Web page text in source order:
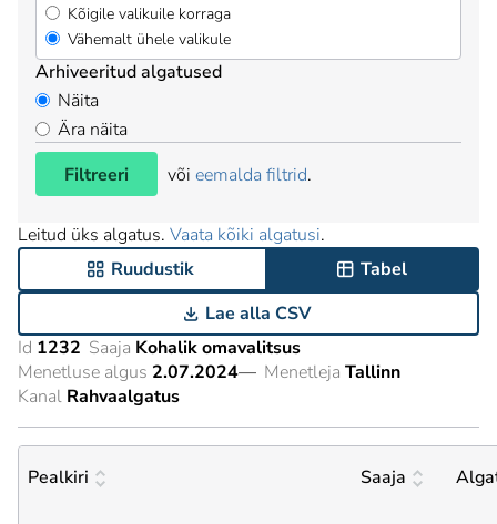
Kõigile valikuile korraga
Vähemalt ühele valikule
Arhiveeritud algatused
Näita
Ära näita
Filtreeri
või eemalda filtrid.
Leitud üks algatus. Vaata kõiki algatusi.
Ruudustik
Tabel
Lae alla CSV
Id 1232 Saaja Kohalik omavalitsus
Menetluse algus 2.07.2024— Menetleja Tallinn
Kanal Rahvaalgatus
Pealkiri Saaja